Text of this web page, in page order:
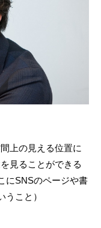
上の見える位置に
見ることができる
にSNSのページや書
こと）